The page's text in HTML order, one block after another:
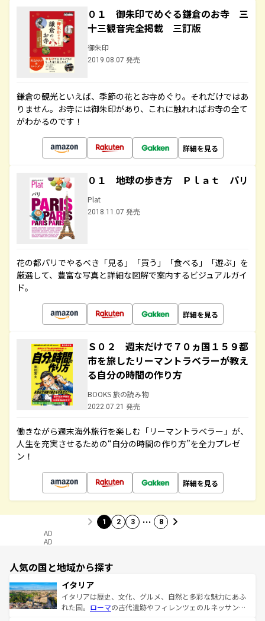
０１ 御朱印でめぐる鎌倉のお寺 三
十三観音完全掲載 三訂版
御朱印
2019.08.07 発売
鎌倉の観光といえば、季節の花とお寺めぐり。それだけではあ
りません。お寺には御朱印があり、これに触れればお寺の全て
がわかるのです！
詳細を見る
０１ 地球の歩き方 Ｐｌａｔ パリ
Plat
2018.11.07 発売
花の都パリでやるべき「見る」「買う」「食べる」「遊ぶ」を
厳選して、豊富な写真と詳細な図解で案内するビジュアルガイ
ド。
詳細を見る
Ｓ０２ 週末だけで７０ヵ国１５９都
市を旅したリーマントラベラーが教え
る自分の時間の作り方
BOOKS 旅の読み物
2022.07.21 発売
働きながら週末海外旅行を楽しむ「リーマントラベラー」が、
人生を充実させるための“自分の時間の作り方”を全力プレゼ
ン！
詳細を見る
1 2 3 … 8
AD
AD
人気の国と地域から探す
イタリア
イタリアは歴史、文化、グルメ、自然と多彩な魅力にあふ
れた国。 ローマの古代遺跡やフィレンツェのルネッサンス